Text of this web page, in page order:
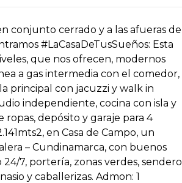
conjunto cerrado y a las afueras de
#LaCasaDeTusSueños: Esta
que nos ofrecen, modernos
a gas intermedia con el comedor,
principal con jacuzzi y walk in
independiente, cocina con isla y
depósito y garaje para 4
en Casa de Campo, un
– Cundinamarca, con buenos
7, portería, zonas verdes, sendero
y caballerizas. Admon: 1